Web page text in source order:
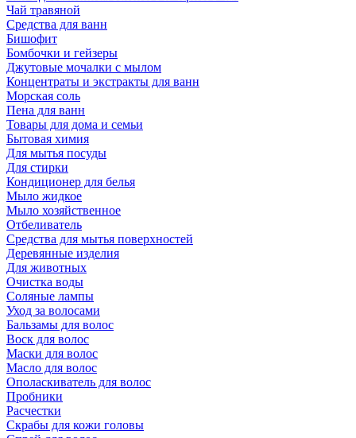
Чай травяной
Средства для ванн
Бишофит
Бомбочки и гейзеры
Джутовые мочалки с мылом
Концентраты и экстракты для ванн
Морская соль
Пена для ванн
Товары для дома и семьи
Бытовая химия
Для мытья посуды
Для стирки
Кондиционер для белья
Мыло жидкое
Мыло хозяйственное
Отбеливатель
Средства для мытья поверхностей
Деревянные изделия
Для животных
Очистка воды
Соляные лампы
Уход за волосами
Бальзамы для волос
Воск для волос
Маски для волос
Масло для волос
Ополаскиватель для волос
Пробники
Расчестки
Скрабы для кожи головы